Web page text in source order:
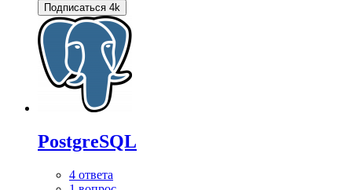
Подписаться 4k
PostgreSQL
4 ответа